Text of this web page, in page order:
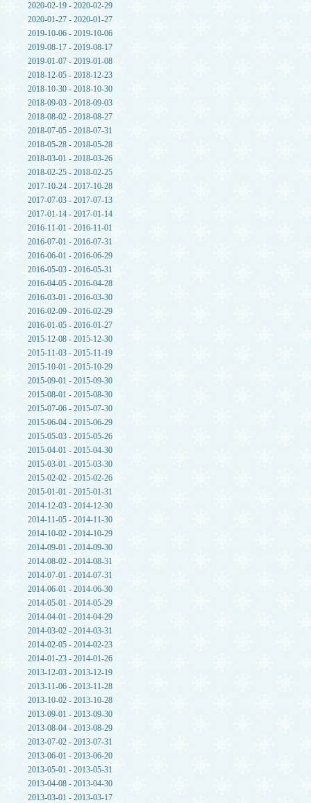
2020-02-19 - 2020-02-29
2020-01-27 - 2020-01-27
2019-10-06 - 2019-10-06
2019-08-17 - 2019-08-17
2019-01-07 - 2019-01-08
2018-12-05 - 2018-12-23
2018-10-30 - 2018-10-30
2018-09-03 - 2018-09-03
2018-08-02 - 2018-08-27
2018-07-05 - 2018-07-31
2018-05-28 - 2018-05-28
2018-03-01 - 2018-03-26
2018-02-25 - 2018-02-25
2017-10-24 - 2017-10-28
2017-07-03 - 2017-07-13
2017-01-14 - 2017-01-14
2016-11-01 - 2016-11-01
2016-07-01 - 2016-07-31
2016-06-01 - 2016-06-29
2016-05-03 - 2016-05-31
2016-04-05 - 2016-04-28
2016-03-01 - 2016-03-30
2016-02-09 - 2016-02-29
2016-01-05 - 2016-01-27
2015-12-08 - 2015-12-30
2015-11-03 - 2015-11-19
2015-10-01 - 2015-10-29
2015-09-01 - 2015-09-30
2015-08-01 - 2015-08-30
2015-07-06 - 2015-07-30
2015-06-04 - 2015-06-29
2015-05-03 - 2015-05-26
2015-04-01 - 2015-04-30
2015-03-01 - 2015-03-30
2015-02-02 - 2015-02-26
2015-01-01 - 2015-01-31
2014-12-03 - 2014-12-30
2014-11-05 - 2014-11-30
2014-10-02 - 2014-10-29
2014-09-01 - 2014-09-30
2014-08-02 - 2014-08-31
2014-07-01 - 2014-07-31
2014-06-01 - 2014-06-30
2014-05-01 - 2014-05-29
2014-04-01 - 2014-04-29
2014-03-02 - 2014-03-31
2014-02-05 - 2014-02-23
2014-01-23 - 2014-01-26
2013-12-03 - 2013-12-19
2013-11-06 - 2013-11-28
2013-10-02 - 2013-10-28
2013-09-01 - 2013-09-30
2013-08-04 - 2013-08-29
2013-07-02 - 2013-07-31
2013-06-01 - 2013-06-20
2013-05-01 - 2013-05-31
2013-04-08 - 2013-04-30
2013-03-01 - 2013-03-17